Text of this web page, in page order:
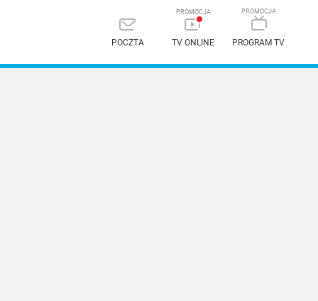
POCZTA TV ONLINE PROGRAM TV